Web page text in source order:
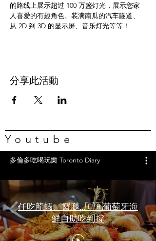
的路线上展示超过 100 万盏灯光，展示您家
人喜爱的有趣角色、装满南瓜的汽车隧道、
从 2D 到 3D 的显示屏、音乐灯光等等！
分享此活動
Youtube
多倫多吃喝玩樂 Toronto Diary
任吃龍蝦、蟹腿…🇨🇦葡萄牙海
鮮自助吃到撐